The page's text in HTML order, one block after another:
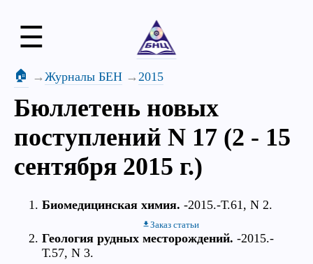
☰
🏠 Журналы БЕН 2015
Бюллетень новых
поступлений N 17 (2 - 15
сентября 2015 г.)
Биомедицинская химия. -2015.-Т.61, N 2.
Заказ статьи
Геология рудных месторождений. -2015.-
Т.57, N 3.